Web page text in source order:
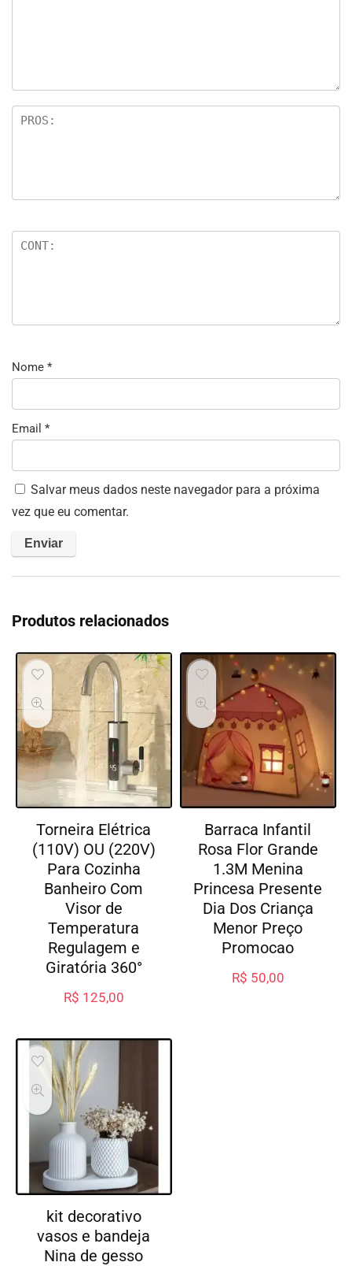
Nome *
Email *
Salvar meus dados neste navegador para a próxima
vez que eu comentar.
Produtos relacionados
Torneira Elétrica
(110V) OU (220V)
Para Cozinha
Banheiro Com
Visor de
Temperatura
Regulagem e
Giratória 360°
R$ 125,00
Barraca Infantil
Rosa Flor Grande
1.3M Menina
Princesa Presente
Dia Dos Criança
Menor Preço
Promocao
R$ 50,00
kit decorativo
vasos e bandeja
Nina de gesso